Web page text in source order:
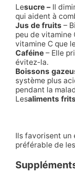
Lesucre–Il
qui aident à
Jus de fruits –
peu de vitamine
vitamine C que
Caféine– Elle
évitez-la.
Boissons
système plus
pendant la
Lesaliments frits
Ils favorisent un
préférable de